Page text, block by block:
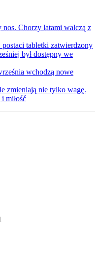
Chorzy latami walczą z
tabletki zatwierdzony
był dostępny we
wchodzą nowe
zmieniają nie tylko wagę.
miłość